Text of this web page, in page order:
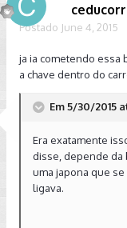
Postado June 4, 2015
ja ia cometendo essa
a chave dentro do
Em 5/30/2015
Era exatamente
disse, depende da
uma japona que
ligava.